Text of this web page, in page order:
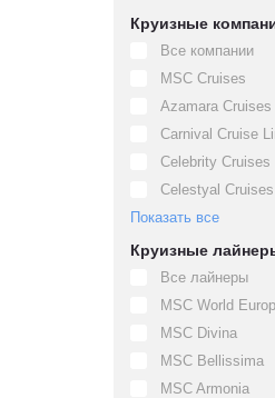
Круизные
Все компании
MSC Cruises
Azamara Cruises
Carnival Cruise
Celebrity Cruises
Celestyal Cruises
Показать все
Круизные
Все лайнеры
MSC World
MSC Divina
MSC Bellissima
MSC Armonia